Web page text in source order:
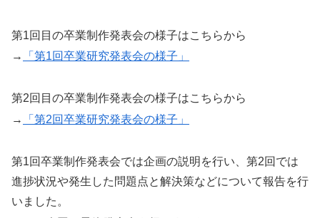
第1回目の卒業制作発表会の様子はこちらから
→
「第1回卒業研究発表会の様子」
第2回目の卒業制作発表会の様子はこちらから
→
「第2回卒業研究発表会の様子」
第1回卒業制作発表会では企画の説明を行い、第2回では
進捗状況や発生した問題点と解決策などについて報告を行
いました。